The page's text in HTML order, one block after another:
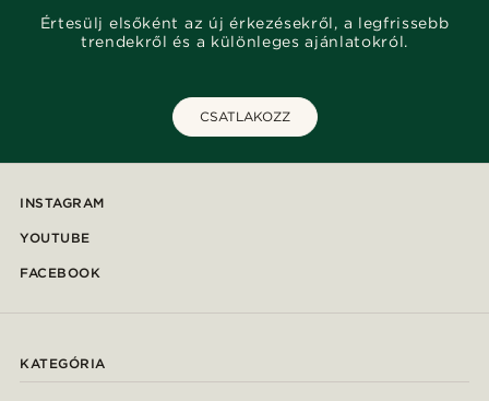
Értesülj elsőként az új érkezésekről, a legfrissebb
trendekről és a különleges ajánlatokról.
CSATLAKOZZ
INSTAGRAM
YOUTUBE
FACEBOOK
KATEGÓRIA